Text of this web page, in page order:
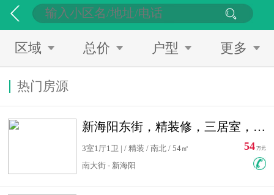
区域 总价 户型 更多
热门房源
新海阳东街，精装修，三居室，南北通透，拎包入住，单价低
3室1厅1卫 | / 精装 / 南北 / 54㎡
南大街 - 新海阳
54 万元